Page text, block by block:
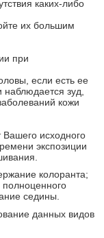
каких-либо
их большим
при
если есть ее
зуд,
кожи
Вашего исходного
экспозиции
колоранта;
полноценного
седины.
данных видов